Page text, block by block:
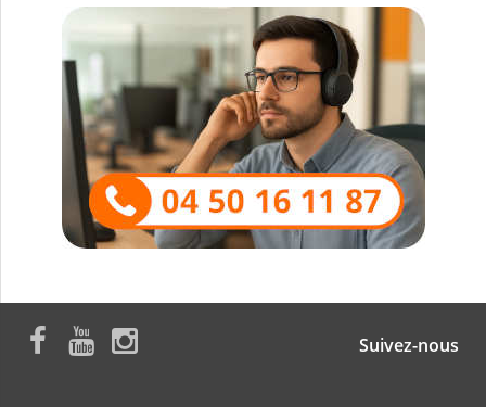
Suivez-nous